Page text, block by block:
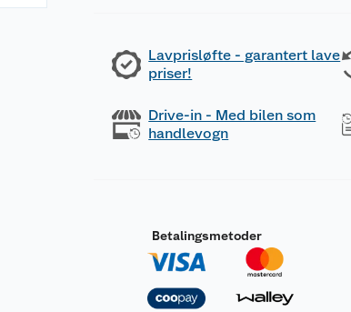
Lavprisløfte - garantert lave
priser!
Drive-in - Med bilen som
handlevogn
Betalingsmetoder